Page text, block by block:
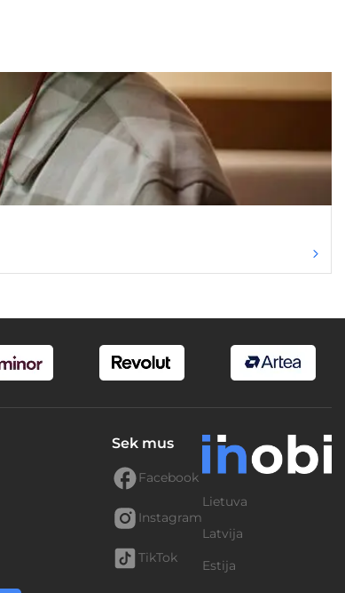
Sek mus
Facebook
Instagram
TikTok
Lietuva
Latvija
Estija